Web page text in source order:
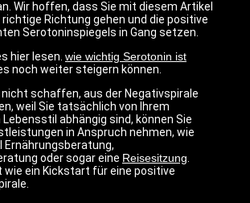
Wir hoffen, dass Sie mit diesem Artikel
Richtung gehen und die positive
Serotoninspiegels in Gang setzen.
hier lesen. wie wichtig Serotonin ist
noch weiter steigern können.
nicht schaffen, aus der Negativspirale
weil Sie tatsächlich von Ihrem
abhängig sind, können Sie
in Anspruch nehmen, wie
Ernährungsberatung,
oder sogar eine Reisesitzung
wie ein Kickstart für eine positive